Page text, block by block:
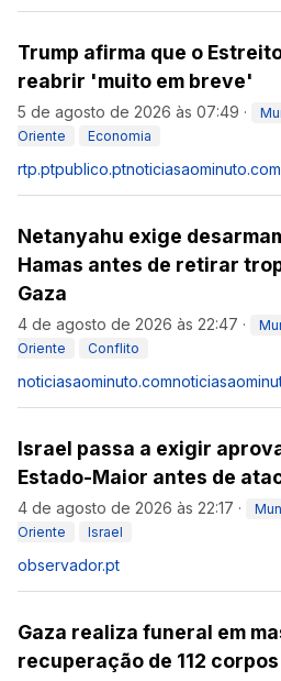
Trump afirma que o
reabrir 'muito em breve'
5 de agosto de 2026 às 07:49 ·
Oriente
Economia
rtp.ptpublico.ptnoticiasaominuto.com
Netanyahu exige
Hamas antes de retirar
Gaza
4 de agosto de 2026 às 22:47 ·
Oriente
Conflito
noticiasaominuto.com
Israel passa a exigir
Estado-Maior antes de
4 de agosto de 2026 às 22:17 ·
Oriente
Israel
observador.pt
Gaza realiza funeral em
recuperação de 112